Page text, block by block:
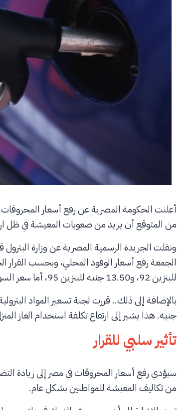
أعلنت الحكومة المصرية عن رفع أسعار المحروقات
من المتوقع أن يزيد من صعوبات المعيشة في ظل
ونقلت الجريدة الرسمية المصرية عن وزارة
للبنزين 92، و13.50 جنيه للبنزين 95، أما سعر السولار فسيكون 10.00 جنيه.
جنيه. هذا يشير إلى ارتفاع تكلفة استخدام الغاز
تأثير سلبي للقرار
سيؤدي رفع أسعار المحروقات في مصر إلى زيادة
من تكاليف المعيشة للمواطنين بشكل عام.